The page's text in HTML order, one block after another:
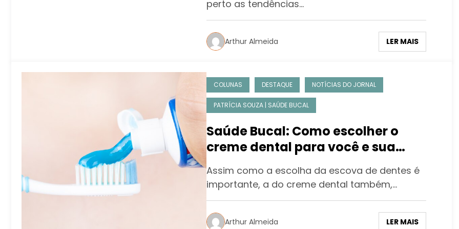
perto as tendências…
Arthur Almeida LER MAIS
COLUNAS DESTAQUE NOTÍCIAS DO JORNAL
PATRÍCIA SOUZA | SAÚDE BUCAL
Saúde Bucal: Como escolher o
creme dental para você e sua
família
Assim como a escolha da escova de dentes é
importante, a do creme dental também,…
Arthur Almeida LER MAIS